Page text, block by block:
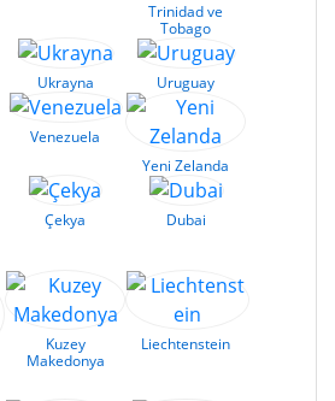
Trinidad ve
Tobago
Ukrayna Uruguay
Venezuela
Yeni Zelanda
Çekya Dubai
Kuzey
Makedonya
Liechtenstein